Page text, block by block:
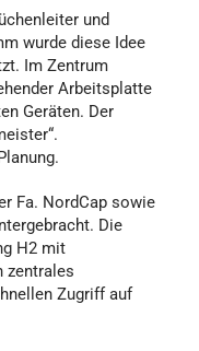
und
wurde diese Idee
Im Zentrum
Arbeitsplatte
Geräten. Der
Fa. NordCap sowie
Die
H2 mit
zentrales
Zugriff auf